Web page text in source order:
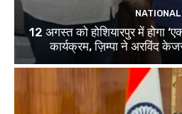
NATIONAL
12 अगस्त को होशियारपुर में होगा
कार्यक्रम, ज़िम्पा ने अरविंद